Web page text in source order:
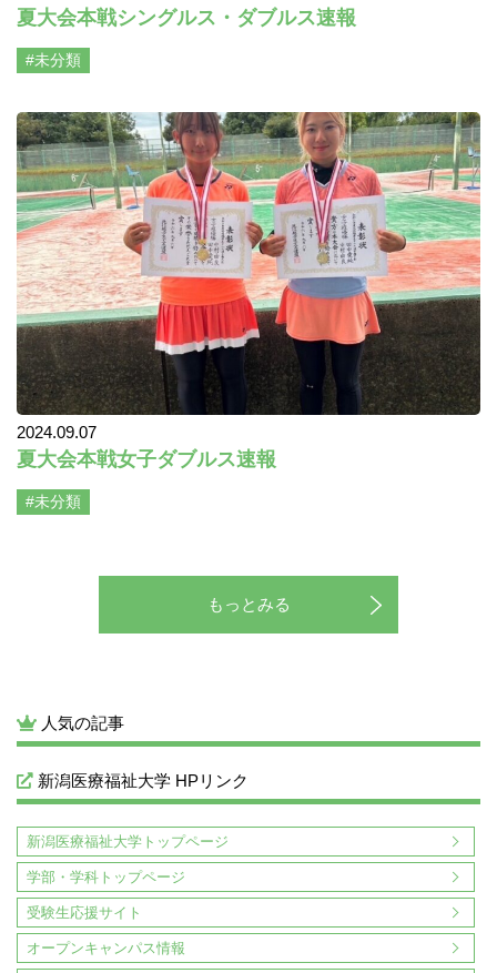
夏大会本戦シングルス・ダブルス速報
#未分類
2024.09.07
夏大会本戦女子ダブルス速報
#未分類
もっとみる
人気の記事
新潟医療福祉大学 HPリンク
新潟医療福祉大学トップページ
学部・学科トップページ
受験生応援サイト
オープンキャンパス情報